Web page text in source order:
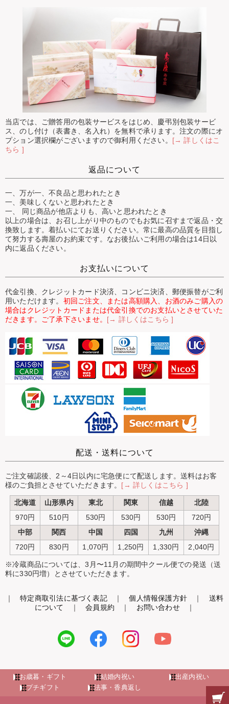
当店では、ご贈答用の包装サービスをはじめ、慶弔別包装サービ
ス、のし付け（表書き、名入れ）を無料で承ります。注文の際にオ
プション選択欄がございますので御利用ください。 [→ 詳しくはこ
ちら ]
返品について
一、万が一、不良品と思われたとき
一、美味しくないと思われたとき
一、 同じ商品が他店よりも、高いと思われたとき
以上の場合は、お召し上がり中のものでもお気に召すまで返品・交
換致します。着払いにてお送りください。常に最高の品質を目指し
て努力する壽屋のお約束です。なお後払いご利用の場合は14日以
内に返品ください。
お支払いについて
代金引換、クレジットカード決済、コンビニ決済、郵便振替がご利
用いただけます。 初回ご注文、または高額購入、お酒のみご購入の
場合はクレジットカードまたは代金引換でのお支払いとさせていた
だきます。ご了承下さいませ。 [→ 詳しくはこちら ]
配送・送料について
ご注文確認後、2～4日以内に宅急便にて配送します。送料はお客
様のご負担とさせていただきます。 [→ 詳しくはこちら ]
北海道 山形県内 東北 関東 信越
北陸
970円
510円 530円 530円 530円
720円
中部
関西 中国 四国 九州
沖縄
720円
830円 1,070円 1,250円 1,330円 2,040円
※冷蔵商品については、3月〜11月の期間中クール便での発送（送
料に330円増）とさせていただきます。
｜特定商取引法に基づく表記｜個人情報保護方針 ｜ 送料
について ｜会員規約 ｜ お問い合わせ｜
お歳暮・ギフト 結婚内祝い
出産内祝い
プチギフト
法事・香典返し